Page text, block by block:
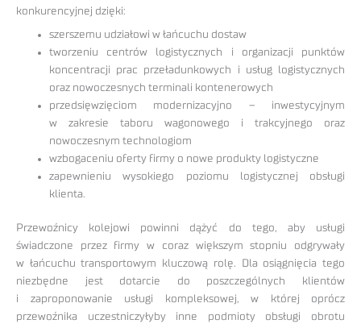
konkurencyjnej dzięki:
szerszemu udziałowi w łańcuchu dostaw
tworzeniu centrów logistycznych i organizacji punktów
koncentracji prac przeładunkowych i usług logistycznych
oraz nowoczesnych terminali kontenerowych
przedsięwzięciom modernizacyjno – inwestycyjnym
w zakresie taboru wagonowego i trakcyjnego oraz
nowoczesnym technologiom
wzbogaceniu oferty firmy o nowe produkty logistyczne
zapewnieniu wysokiego poziomu logistycznej obsługi
klienta.
Przewoźnicy kolejowi powinni dążyć do tego, aby usługi
świadczone przez firmy w coraz większym stopniu odgrywały
w łańcuchu transportowym kluczową rolę. Dla osiągnięcia tego
niezbędne jest dotarcie do poszczególnych klientów
i zaproponowanie usługi kompleksowej, w której oprócz
przewoźnika uczestniczyłyby inne podmioty obsługi obrotu